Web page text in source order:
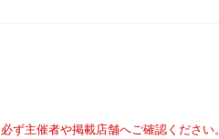
ず主催者や掲載店舗へご確認ください。